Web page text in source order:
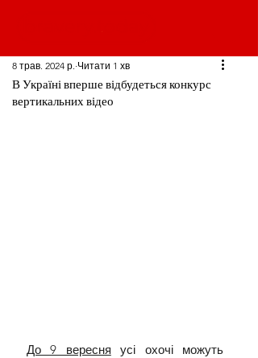
В Україні вперше відбудеться конкурс
вертикальних відео
8 трав. 2024 р. Читати 1 хв
До 9 вересня усі охочі можуть